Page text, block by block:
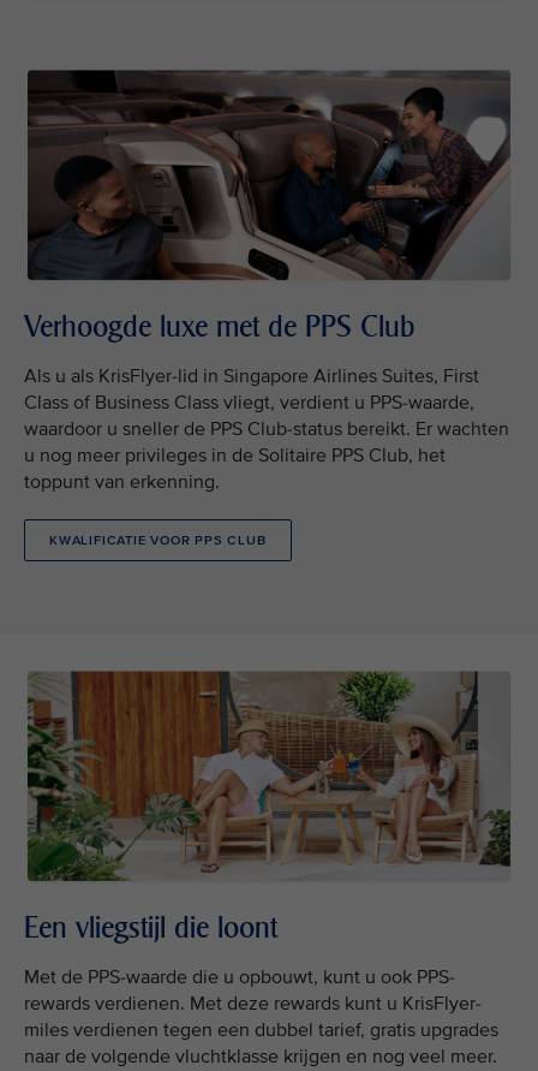
Verhoogde luxe met de PPS Club
Als u als KrisFlyer-lid in Singapore Airlines Suites, First
Class of Business Class vliegt, verdient u PPS-waarde,
waardoor u sneller de PPS Club-status bereikt. Er wachten
u nog meer privileges in de Solitaire PPS Club, het
toppunt van erkenning.
KWALIFICATIE VOOR PPS CLUB
Een vliegstijl die loont
Met de PPS-waarde die u opbouwt, kunt u ook PPS-
rewards verdienen. Met deze rewards kunt u KrisFlyer-
miles verdienen tegen een dubbel tarief, gratis upgrades
naar de volgende vluchtklasse krijgen en nog veel meer.